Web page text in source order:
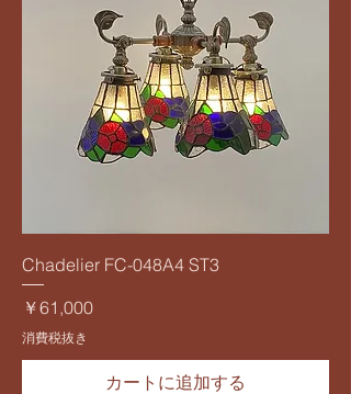
Chadelier FC-048A4 ST3
価格
￥61,000
消費税抜き
カートに追加する